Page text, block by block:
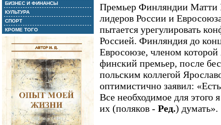
БИЗНЕС И ФИНАНСЫ
КУЛЬТУРА
СПОРТ
КРОМЕ ТОГО
Премьер Финляндии Матти
лидеров России и
пытается урегулировать
Россией. Финляндия до
Евросоюзе, членом
финский премьер, после
польским коллегой
оптимистично заявил:
Все необходимое для этого
их (поляков - Ред.) думать».